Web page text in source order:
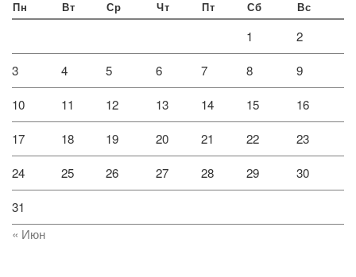
Пн Вт Ср Чт Пт Сб Вс
1 2
3 4 5 6 7 8 9
10 11 12 13 14 15 16
17 18 19 20 21 22 23
24 25 26 27 28 29 30
31
« Июн